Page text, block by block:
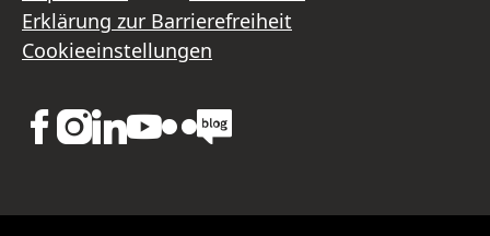
Erklärung zur Barrierefreiheit
Cookieeinstellungen